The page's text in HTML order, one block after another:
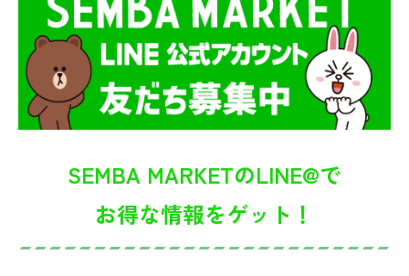
SEMBA MARKETのLINE@で
お得な情報をゲット！